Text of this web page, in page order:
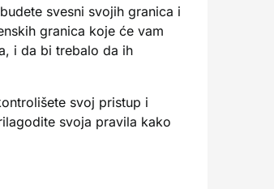
svesni svojih granica i
granica koje će vam
i da bi trebalo da ih
svoj pristup i
svoja pravila kako